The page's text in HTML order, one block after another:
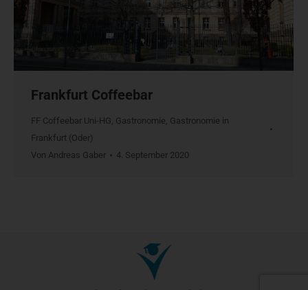
Frankfurt Coffeebar
FF Coffeebar Uni-HG, Gastronomie, Gastronomie in
Frankfurt (Oder)
Von Andreas Gaber 4. September 2020